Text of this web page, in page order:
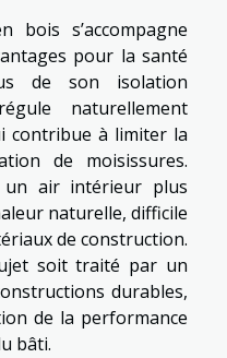
bois s’accompagne
pour la santé
de son isolation
naturellement
contribue à limiter la
de moisissures.
un air intérieur plus
naturelle, difficile
de construction.
soit traité par un
durables,
de la performance
bâti.